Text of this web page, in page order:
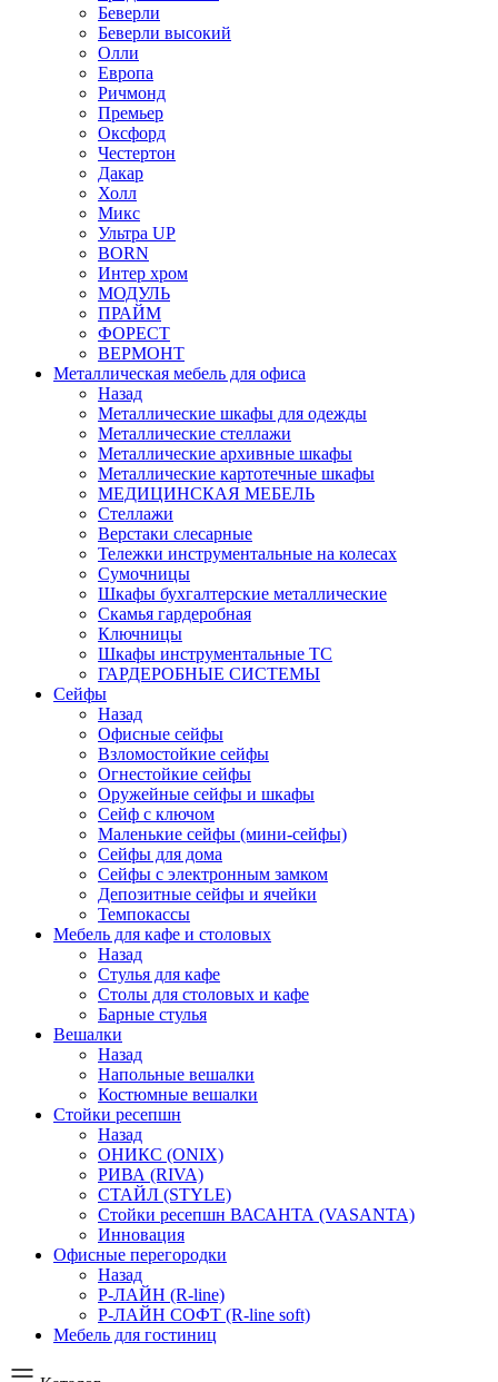
Беверли
Беверли высокий
Олли
Европа
Ричмонд
Премьер
Оксфорд
Честертон
Дакар
Холл
Микс
Ультра UP
BORN
Интер хром
МОДУЛЬ
ПРАЙМ
ФОРЕСТ
ВЕРМОНТ
Металлическая мебель для офиса
Назад
Металлические шкафы для одежды
Металлические стеллажи
Металлические архивные шкафы
Металлические картотечные шкафы
МЕДИЦИНСКАЯ МЕБЕЛЬ
Стеллажи
Верстаки слесарные
Тележки инструментальные на колесах
Сумочницы
Шкафы бухгалтерские металлические
Скамья гардеробная
Ключницы
Шкафы инструментальные ТС
ГАРДЕРОБНЫЕ СИСТЕМЫ
Сейфы
Назад
Офисные сейфы
Взломостойкие сейфы
Огнестойкие сейфы
Оружейные сейфы и шкафы
Сейф с ключом
Маленькие сейфы (мини-сейфы)
Сейфы для дома
Сейфы с электронным замком
Депозитные сейфы и ячейки
Темпокассы
Мебель для кафе и столовых
Назад
Стулья для кафе
Столы для столовых и кафе
Барные стулья
Вешалки
Назад
Напольные вешалки
Костюмные вешалки
Стойки ресепшн
Назад
ОНИКС (ONIX)
РИВА (RIVA)
СТАЙЛ (STYLE)
Стойки ресепшн ВАСАНТА (VASANTA)
Инновация
Офисные перегородки
Назад
Р-ЛАЙН (R-line)
Р-ЛАЙН СОФТ (R-line soft)
Мебель для гостиниц